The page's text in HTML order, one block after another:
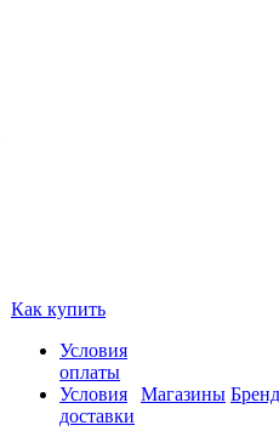
Как купить
Условия
оплаты
Условия
доставки
Магазины